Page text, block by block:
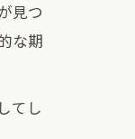
見つ
な期
てし